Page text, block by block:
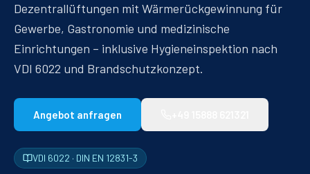
Dezentrallüftungen mit Wärmerückgewinnung für
Gewerbe, Gastronomie und medizinische
Einrichtungen – inklusive Hygieneinspektion nach
VDI 6022 und Brandschutzkonzept.
Angebot anfragen
VDI 6022 · DIN EN 12831-3